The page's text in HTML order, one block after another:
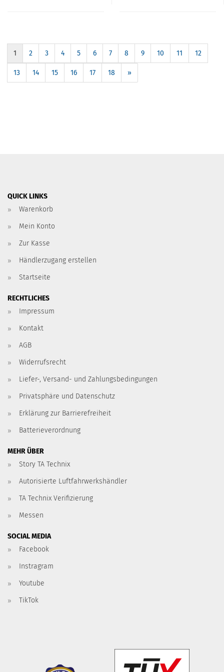
1 2 3 4 5 6 7 8 9 10 11 12
13 14 15 16 17 18 »
QUICK LINKS
Warenkorb
Mein Konto
Zur Kasse
Händlerzugang erstellen
Startseite
RECHTLICHES
Impressum
Kontakt
AGB
Widerrufsrecht
Liefer-, Versand- und Zahlungsbedingungen
Privatsphäre und Datenschutz
Erklärung zur Barrierefreiheit
Batterieverordnung
MEHR ÜBER
Story TA Technix
Autorisierte Luftfahrwerkshändler
TA Technix Verifizierung
Messen
SOCIAL MEDIA
Facebook
Instragram
Youtube
TikTok